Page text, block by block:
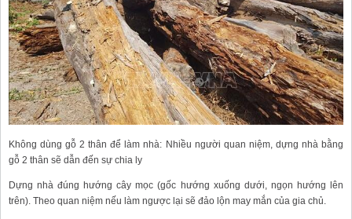
Không dùng gỗ 2 thân để làm nhà: Nhiều người quan niệm, dựng nhà bằng
gỗ 2 thân sẽ dẫn đến sự chia ly
Dựng nhà đúng hướng cây mọc (gốc hướng xuống dưới, ngọn hướng lên
trên). Theo quan niệm nếu làm ngược lại sẽ đảo lộn may mắn của gia chủ.